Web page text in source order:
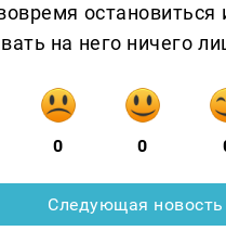
остановиться
на него ничего
0 0
Следующая новость